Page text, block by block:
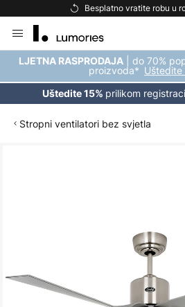
Besplatno vratite robu u
to
Content
LJETNA RASPRODAJA | do 70%
proizvoda* Uštedite
Uštedite 15% prilikom
Stropni ventilatori bez svjetla
gallery